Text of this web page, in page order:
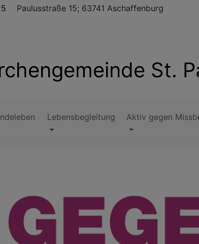
Paulusstraße 15; 63741 Aschaffenburg
St.
Lebensbegleitung Aktiv gegen